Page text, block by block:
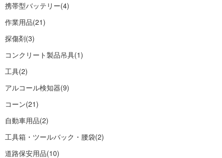
携帯型バッテリー(4)
作業用品(21)
探傷剤(3)
コンクリート製品吊具(1)
工具(2)
アルコール検知器(9)
コーン(21)
自動車用品(2)
工具箱・ツールバック・腰袋(2)
道路保安用品(10)